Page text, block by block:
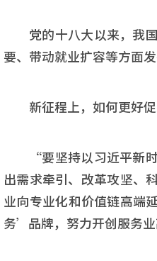
党的十八大以来，我
要、带动就业扩容等方面发
新征程上，如何更好
“要坚持以习近平新
出需求牵引、改革攻坚、
业向专业化和价值链高端
务’品牌，努力开创服务